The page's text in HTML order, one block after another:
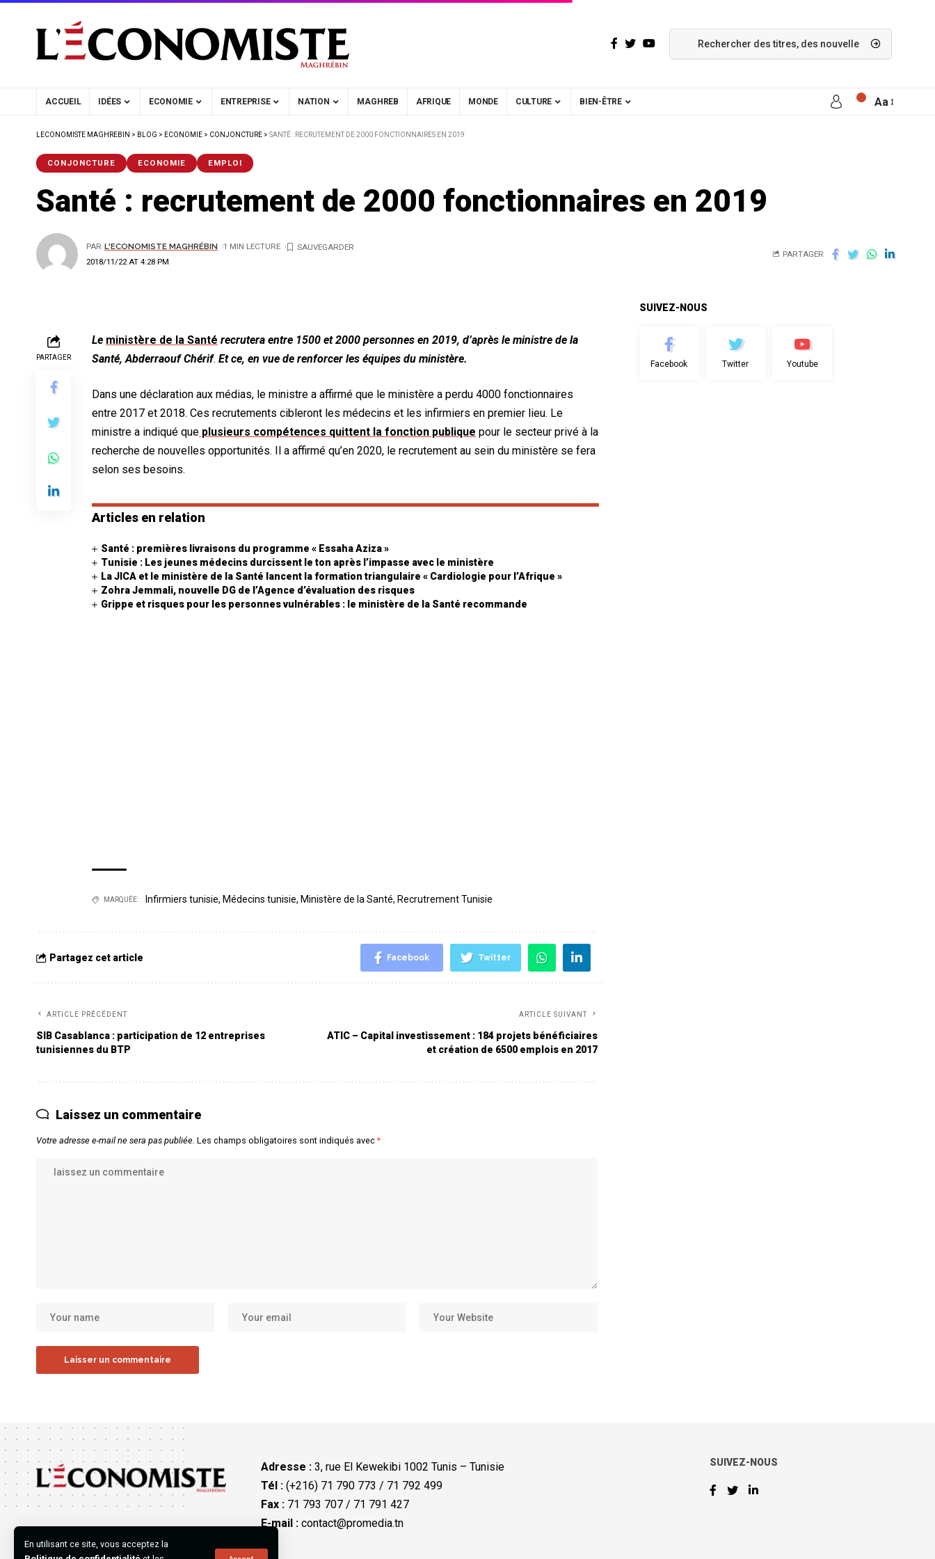
En utilisant ce site, vous acceptez la
ACCUEIL IDÉES ECONOMIE ENTREPRISE NATION MAGHREB AFRIQUE MONDE CULTURE BIEN-ÊTRE Aa
LECONOMISTE MAGHREBIN > BLOG > ECONOMIE > CONJONCTURE > SANTÉ : RECRUTEMENT DE 2000 FONCTIONNAIRES EN 2019
CONJONCTURE ECONOMIE EMPLOI
Santé : recrutement de 2000 fonctionnaires en 2019
2018/11/22 AT 4:28 PM
PAR L'ECONOMISTE MAGHRÉBIN 1 MIN LECTURE
PARTAGER
PARTAGER
Le ministère de la Santé recrutera entre 1500 et 2000 personnes en 2019, d’après le ministre de la
Santé, Abderraouf Chérif. Et ce, en vue de renforcer les équipes du ministère.
Dans une déclaration aux médias, le ministre a affirmé que le ministère a perdu 4000 fonctionnaires
entre 2017 et 2018. Ces recrutements cibleront les médecins et les infirmiers en premier lieu. Le
ministre a indiqué que plusieurs compétences quittent la fonction publique pour le secteur privé à la
recherche de nouvelles opportunités. Il a affirmé qu’en 2020, le recrutement au sein du ministère se fera
selon ses besoins.
Articles en relation
Santé : premières livraisons du programme « Essaha Aziza »
Tunisie : Les jeunes médecins durcissent le ton après l’impasse avec le ministère
La JICA et le ministère de la Santé lancent la formation triangulaire « Cardiologie pour l’Afrique »
Zohra Jemmali, nouvelle DG de l’Agence d’évaluation des risques
Grippe et risques pour les personnes vulnérables : le ministère de la Santé recommande
MARQUÉE: Infirmiers tunisie, Médecins tunisie, Ministère de la Santé, Recrutrement Tunisie
Partagez cet article Facebook Twitter
ARTICLE PRÉCÉDENT
SIB Casablanca : participation de 12 entreprises
tunisiennes du BTP
ARTICLE SUIVANT
ATIC – Capital investissement : 184 projets bénéficiaires
et création de 6500 emplois en 2017
Laissez un commentaire
Votre adresse e-mail ne sera pas publiée. Les champs obligatoires sont indiqués avec*
SUIVEZ-NOUS
Facebook Twitter Youtube
Adresse : 3, rue El Kewekibi 1002 Tunis – Tunisie
Tél :(+216) 71 790 773 / 71 792 499
Fax :71 793 707 / 71 791 427
E-mail : contact@promedia.tn
SUIVEZ-NOUS